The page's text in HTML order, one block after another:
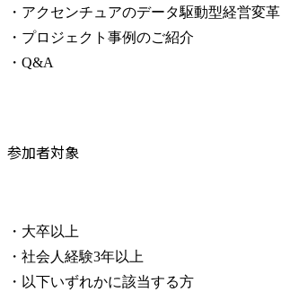
・アクセンチュアのデータ駆動型経営変革
・プロジェクト事例のご紹介
・Q&A
参加者対象
・大卒以上
・社会人経験3年以上
・以下いずれかに該当する方